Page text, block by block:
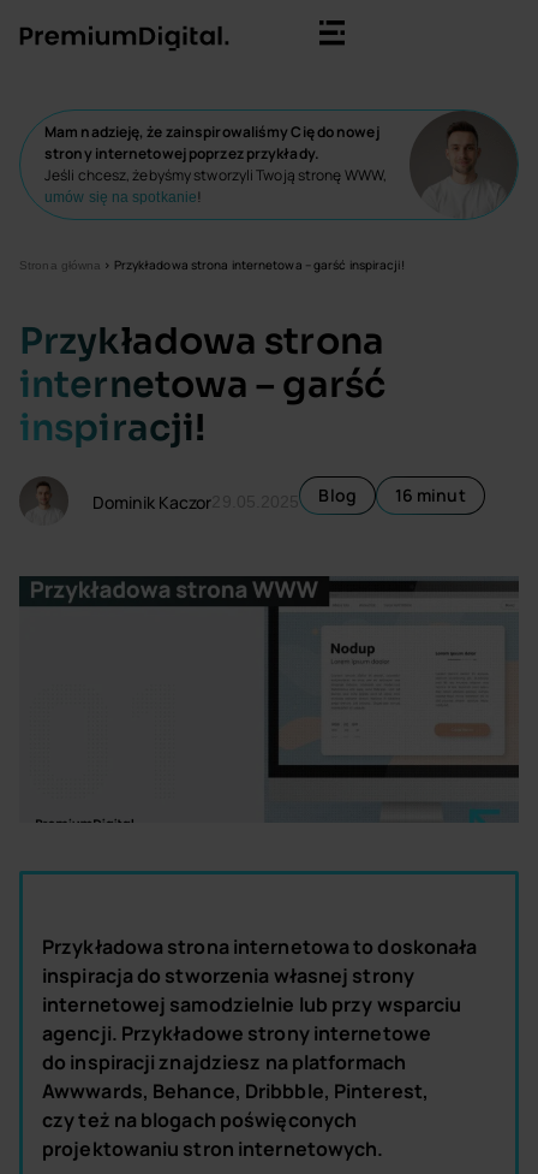
Strona główna > Przykładowa strona internetowa – garść inspiracji!
Mam nadzieję, że zainspirowaliśmy Cię do nowej
strony internetowej poprzez przykłady.
Jeśli chcesz, żebyśmy stworzyli Twoją stronę WWW,
umów się na spotkanie!
Przykładowa strona
internetowa – garść
inspiracji!
Dominik Kaczor 29.05.2025 Blog 16 minut
Przykładowa strona internetowa to doskonała
inspiracja do stworzenia własnej strony
internetowej samodzielnie lub przy wsparciu
agencji. Przykładowe strony internetowe
do inspiracji znajdziesz na platformach
Awwwards, Behance, Dribbble, Pinterest,
czy też na blogach poświęconych
projektowaniu stron internetowych.